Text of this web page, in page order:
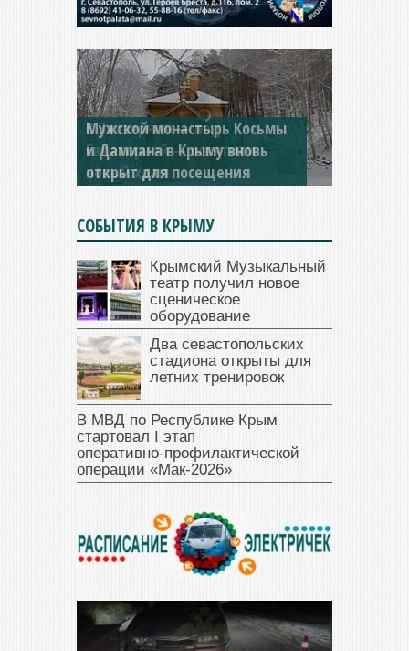
Мужской монастырь Косьмы
и Дамиана в Крыму вновь
открыт для посещения
СОБЫТИЯ В КРЫМУ
Крымский Музыкальный
театр получил новое
сценическое
оборудование
Два севастопольских
стадиона открыты для
летних тренировок
В МВД по Республике Крым
стартовал I этап
оперативно‑профилактической
операции «Мак‑2026»